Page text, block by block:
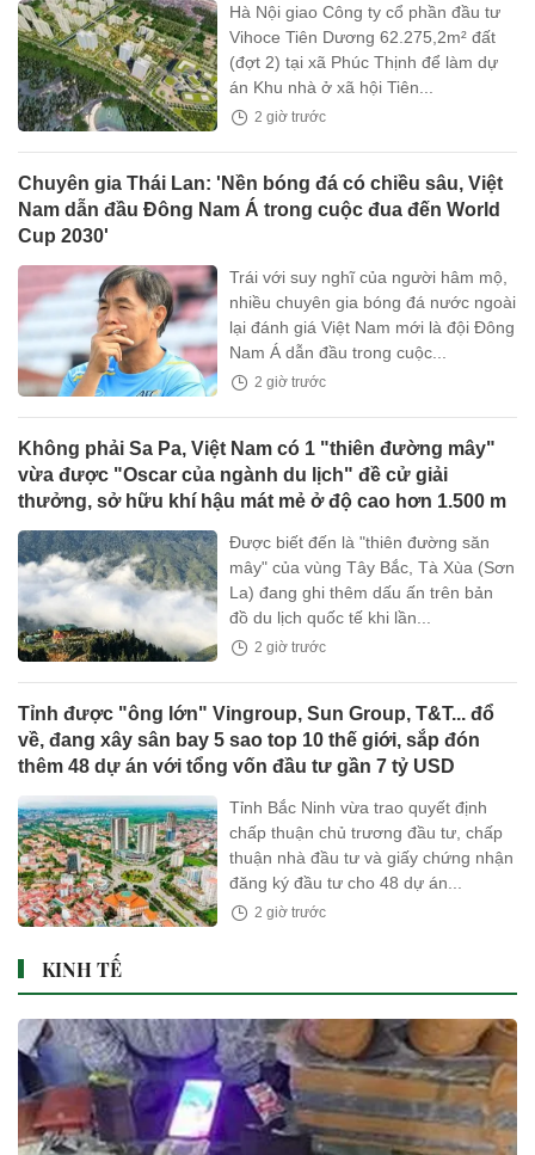
Hà Nội giao Công ty cổ phần đầu tư
Vihoce Tiên Dương 62.275,2m² đất
(đợt 2) tại xã Phúc Thịnh để làm dự
án Khu nhà ở xã hội Tiên...
2 giờ trước
Chuyên gia Thái Lan: 'Nền bóng đá có chiều sâu, Việt
Nam dẫn đầu Đông Nam Á trong cuộc đua đến World
Cup 2030'
Trái với suy nghĩ của người hâm mộ,
nhiều chuyên gia bóng đá nước ngoài
lại đánh giá Việt Nam mới là đội Đông
Nam Á dẫn đầu trong cuộc...
2 giờ trước
Không phải Sa Pa, Việt Nam có 1 "thiên đường mây"
vừa được "Oscar của ngành du lịch" đề cử giải
thưởng, sở hữu khí hậu mát mẻ ở độ cao hơn 1.500 m
Được biết đến là "thiên đường săn
mây" của vùng Tây Bắc, Tà Xùa (Sơn
La) đang ghi thêm dấu ấn trên bản
đồ du lịch quốc tế khi lần...
2 giờ trước
Tỉnh được "ông lớn" Vingroup, Sun Group, T&T... đổ
về, đang xây sân bay 5 sao top 10 thế giới, sắp đón
thêm 48 dự án với tổng vốn đầu tư gần 7 tỷ USD
Tỉnh Bắc Ninh vừa trao quyết định
chấp thuận chủ trương đầu tư, chấp
thuận nhà đầu tư và giấy chứng nhận
đăng ký đầu tư cho 48 dự án...
2 giờ trước
KINH TẾ